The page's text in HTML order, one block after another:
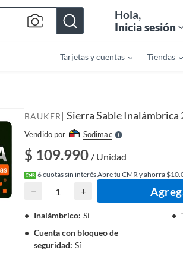
Hola,
Inicia sesión
Tarjetas y cuentas Tiendas
BAUKER | Sierra Sable Inalámbrica
Vendido por SodimacS
l
l
$ 109.990 / Unidad
6cuotas sin interésAbre tu CMR y ahorra
− +
Inalámbrico: Sí
Cuenta con bloqueo de
seguridad: Sí